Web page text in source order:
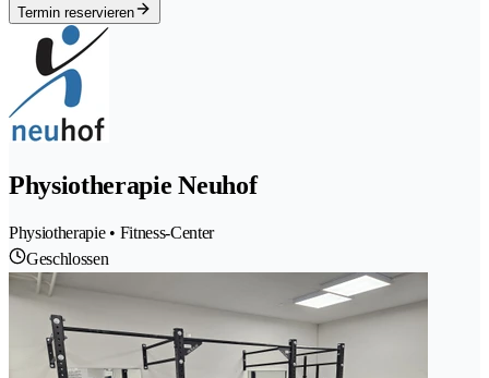
Termin reservieren
Physiotherapie Neuhof
Physiotherapie • Fitness-Center
Geschlossen